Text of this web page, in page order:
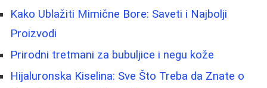
Kako Ublažiti Mimične Bore: Saveti i Najbolji
Proizvodi
Prirodni tretmani za bubuljice i negu kože
Hijaluronska Kiselina: Sve Što Treba da Znate o